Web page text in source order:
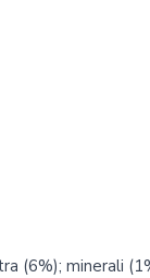
(6%); minerali